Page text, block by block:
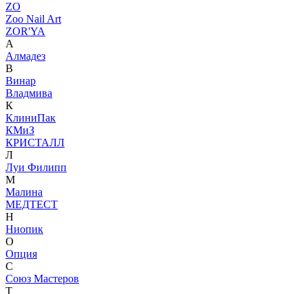
ZO
Zoo Nail Art
ZOR'YA
А
Алмадез
В
Винар
Владмива
К
КлиниПак
КМиЗ
КРИСТАЛЛ
Л
Луи Филипп
М
Малина
МЕДТЕСТ
Н
Ниопик
О
Опция
С
Союз Мастеров
Т